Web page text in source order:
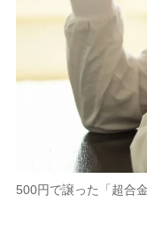
500円で譲った「超合